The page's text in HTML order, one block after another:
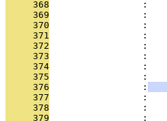
     368
:
     369
:
     370
:
     371
:
     372
:
     373
:
     374
:
     375
:
     376
                 :
     377
:
     378
:
     379
: